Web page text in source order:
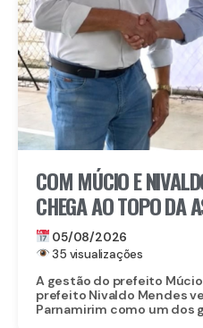
COM MÚCIO E
CHEGA AO TOPO DA
EM PERNAMBUCO:
4ª COLOCAÇÃO
DO ESTADO NA
ÚNICO E DO
05/08/2026
35 visualizações
A gestão do prefeito
prefeito Nivaldo Mendes
Parnamirim como um dos